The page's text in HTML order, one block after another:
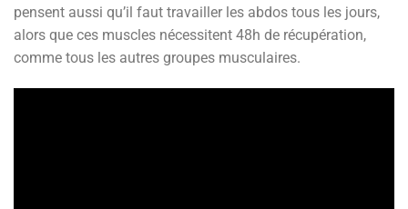
pensent aussi qu’il faut travailler les abdos tous les jours,
alors que ces muscles nécessitent 48h de récupération,
comme tous les autres groupes musculaires.